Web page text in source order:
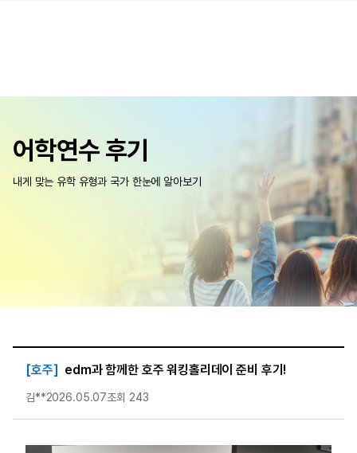
어학연수 후기
내게 맞는 유학 유형과 국가 한눈에 알아보기
[호주] edm과 함께한 호주 워킹홀리데이 준비 후기!
김**2026.05.07조회 243